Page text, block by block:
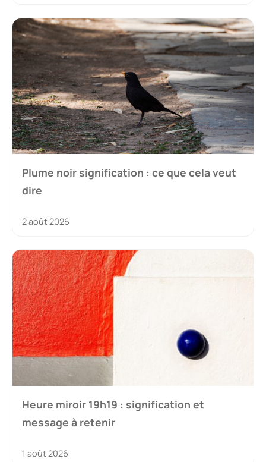
Plume noir signification : ce que cela veut
dire
2 août 2026
Heure miroir 19h19 : signification et
message à retenir
1 août 2026